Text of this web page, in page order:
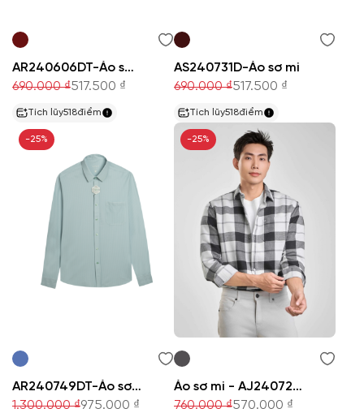
AR240606DT-Áo sơ mi
517.500 ₫
690.000 ₫
Tích lũy518điểm
AS240731D-Áo sơ mi
517.500 ₫
690.000 ₫
Tích lũy518điểm
AR240749DT-Áo sơ mi
975.000 ₫
-25%
1.300.000 ₫
Áo sơ mi - AJ240722DT
570.000 ₫
-25%
760.000 ₫